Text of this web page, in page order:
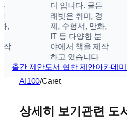
더 입니다. 골든
래빗은 취미, 경
제, 수험서, 만화,
IT 등 다양한 분
야에서 책을 제작
하고 있습니다.
출간 제안도서 협찬 제안아카데
AI100/Caret
상세히 보기 관련 도